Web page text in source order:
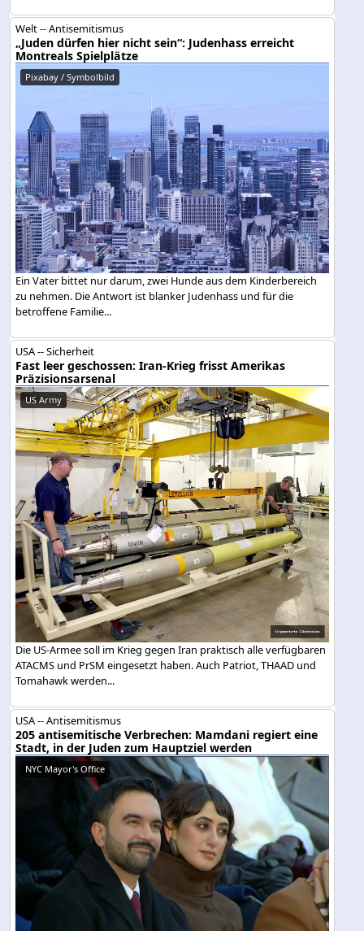
Welt -- Antisemitismus
„Juden dürfen hier nicht sein“: Judenhass erreicht
Montreals Spielplätze
Pixabay / Symbolbild
Ein Vater bittet nur darum, zwei Hunde aus dem Kinderbereich
zu nehmen. Die Antwort ist blanker Judenhass und für die
betroffene Familie...
USA -- Sicherheit
Fast leer geschossen: Iran-Krieg frisst Amerikas
Präzisionsarsenal
US Army
Die US-Armee soll im Krieg gegen Iran praktisch alle verfügbaren
ATACMS und PrSM eingesetzt haben. Auch Patriot, THAAD und
Tomahawk werden...
USA -- Antisemitismus
205 antisemitische Verbrechen: Mamdani regiert eine
Stadt, in der Juden zum Hauptziel werden
NYC Mayor's Office